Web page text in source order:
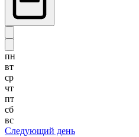
пн
вт
ср
чт
пт
сб
вс
Следующий день